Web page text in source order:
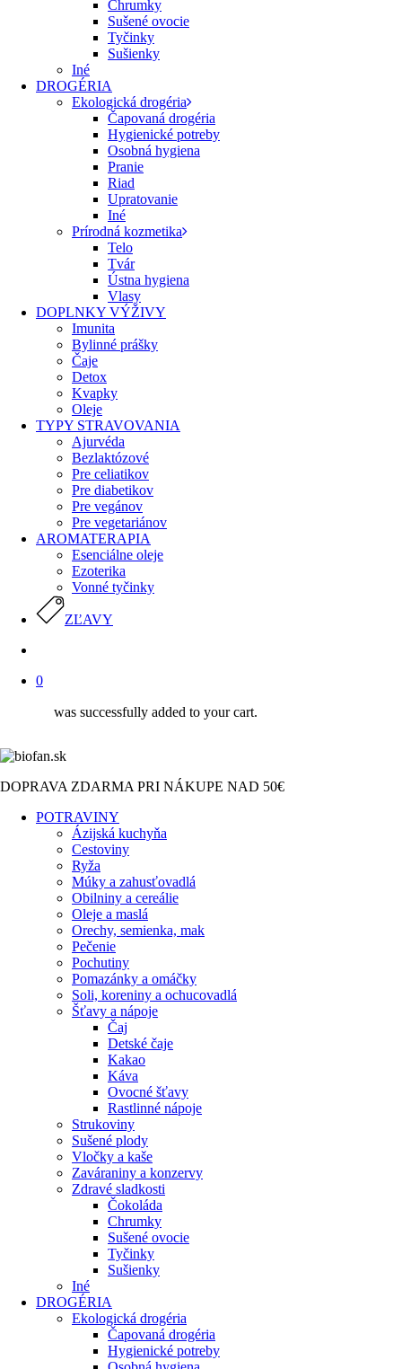
Chrumky
Sušené ovocie
Tyčinky
Sušienky
Iné
DROGÉRIA
Ekologická drogéria
Čapovaná drogéria
Hygienické potreby
Osobná hygiena
Pranie
Riad
Upratovanie
Iné
Prírodná kozmetika
Telo
Tvár
Ústna hygiena
Vlasy
DOPLNKY VÝŽIVY
Imunita
Bylinné prášky
Čaje
Detox
Kvapky
Oleje
TYPY STRAVOVANIA
Ajurvéda
Bezlaktózové
Pre celiatikov
Pre diabetikov
Pre vegánov
Pre vegetariánov
AROMATERAPIA
Esenciálne oleje
Ezoterika
Vonné tyčinky
ZĽAVY
0
was successfully added to your cart.
DOPRAVA ZDARMA PRI NÁKUPE NAD 50€
POTRAVINY
Ázijská kuchyňa
Cestoviny
Ryža
Múky a zahusťovadlá
Obilniny a cereálie
Oleje a maslá
Orechy, semienka, mak
Pečenie
Pochutiny
Pomazánky a omáčky
Soli, koreniny a ochucovadlá
Šťavy a nápoje
Čaj
Detské čaje
Kakao
Káva
Ovocné šťavy
Rastlinné nápoje
Strukoviny
Sušené plody
Vločky a kaše
Zaváraniny a konzervy
Zdravé sladkosti
Čokoláda
Chrumky
Sušené ovocie
Tyčinky
Sušienky
Iné
DROGÉRIA
Ekologická drogéria
Čapovaná drogéria
Hygienické potreby